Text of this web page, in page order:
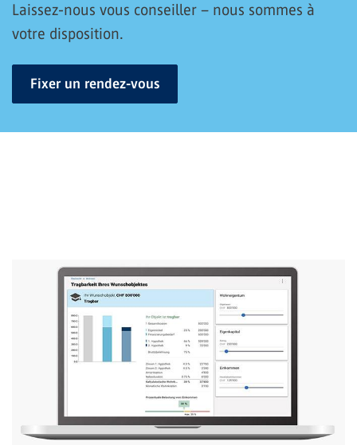
Laissez-nous vous conseiller – nous sommes à
votre disposition.
Fixer un rendez-vous